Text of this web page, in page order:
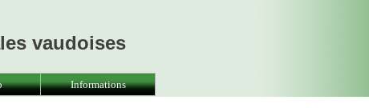
vaudoises
Informations